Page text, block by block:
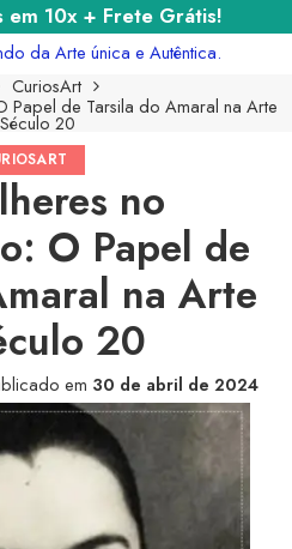
10x + Frete Grátis!
da Arte única e Autêntica.
CuriosArt
Papel de Tarsila do Amaral na Arte
20
no
O Papel de
na Arte
20
em 30 de abril de 2024